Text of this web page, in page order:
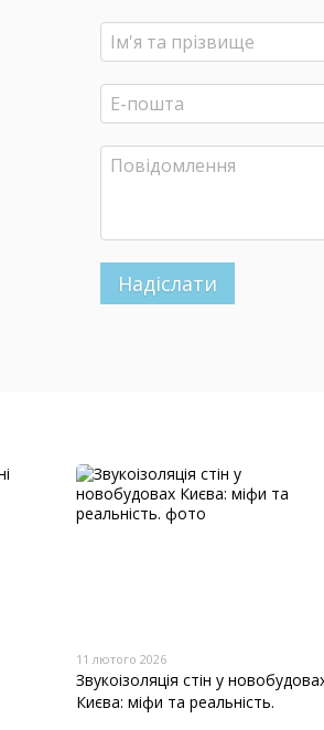
Надіслати
11 лютого 2026
Звукоізоляція стін у
Києва: міфи та реальність.